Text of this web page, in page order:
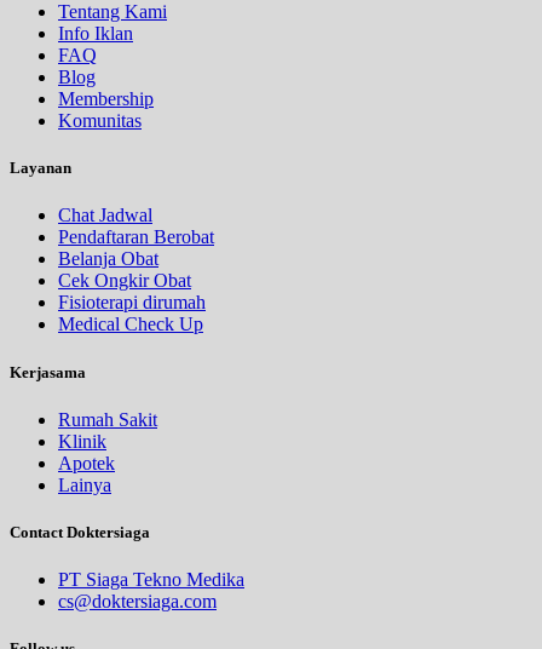
Tentang Kami
Info Iklan
FAQ
Blog
Membership
Komunitas
Layanan
Chat Jadwal
Pendaftaran Berobat
Belanja Obat
Cek Ongkir Obat
Fisioterapi dirumah
Medical Check Up
Kerjasama
Rumah Sakit
Klinik
Apotek
Lainya
Contact Doktersiaga
PT Siaga Tekno Medika
cs@doktersiaga.com